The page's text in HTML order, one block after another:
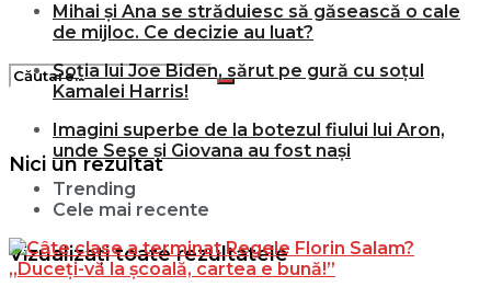
Nici un rezultat
Vizualizați toate rezultatele
Mihai și Ana se străduiesc să găsească o cale
de mijloc. Ce decizie au luat?
Soția lui Joe Biden, sărut pe gură cu soțul
Kamalei Harris!
Imagini superbe de la botezul fiului lui Aron,
unde Sese și Giovana au fost nași
Trending
Cele mai recente